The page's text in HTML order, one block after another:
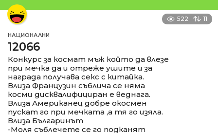
522 11
НАЦИОНАЛНИ
12066
Конкурс за космат мъж който да влезе
при мечка да и отреже ушите и за
награда получава секс с китайка.
Влиза Французин съблича се няма
косми дисквалифициран е веднага.
Влиза Американец добре окосмен
пускат го при мечката ,а тя го изяла.
Влиза Българинът
-Моля съблечете се го подканят